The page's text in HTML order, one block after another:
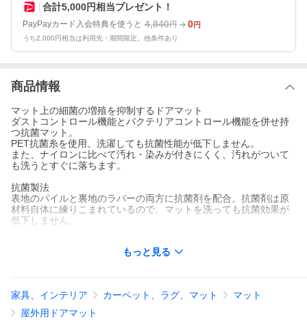
合計5,000円相当プレゼント！
PayPayカード入会特典を使うと 4,840円 0円
うち2,000円相当は利用先・期間限定。他条件あり
商品情報
マット上の細菌の増殖を抑制するドアマット
ダストコントロール機能とバクテリアコントロール機能を併せ持
つ抗菌マット。
PET抗菌糸を使用。洗濯しても抗菌性能が低下しません。
また、ナイロンに比べて汚れ・染みが付きにくく、汚れがついて
も洗うとすぐに落ちます。
抗菌製法
表地のパイルと裏地のラバーの両方に抗菌剤を配合。抗菌剤は原
材料自体に練りこまれているので、マットを洗っても抗菌効果が
低下しません。
クリーンテックス・ジャパン社製
素材
表面 ： 原着再生ポリエステル100％ （PET抗菌糸採用）
裏面 ： NBR（抗菌ラバー）
もっと見る
家具、インテリア カーペット、ラグ、マット
マット
屋外用ドアマット